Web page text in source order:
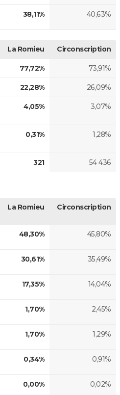
38,11% 40,63%
La Romieu Circonscription
77,72% 73,91%
22,28% 26,09%
4,05% 3,07%
0,31% 1,28%
321 54 436
La Romieu Circonscription
48,30% 45,80%
30,61% 35,49%
17,35% 14,04%
1,70% 2,45%
1,70% 1,29%
0,34% 0,91%
0,00% 0,02%